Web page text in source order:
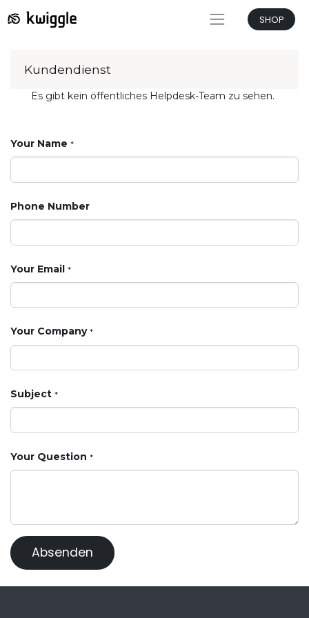
SHOP
Kundendienst
Es gibt kein öffentliches Helpdesk-Team zu sehen.
Your Name *
Phone Number
Your Email *
Your Company *
Subject *
Your Question *
Absenden